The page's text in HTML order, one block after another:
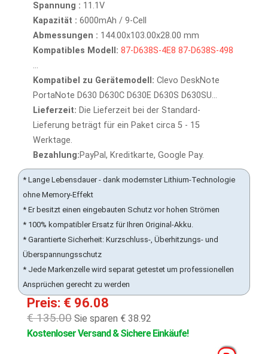
Spannung : 11.1V
Kapazität : 6000mAh / 9-Cell
Abmessungen : 144.00x103.00x28.00 mm
Kompatibles Modell: 87-D638S-4E8 87-D638S-498
...
Kompatibel zu Gerätemodell: Clevo DeskNote
PortaNote D630 D630C D630E D630S D630SU...
Lieferzeit: Die Lieferzeit bei der Standard-
Lieferung beträgt für ein Paket circa 5 - 15
Werktage.
Bezahlung:PayPal, Kreditkarte, Google Pay.
* Lange Lebensdauer - dank modernster Lithium-Technologie
ohne Memory-Effekt
* Er besitzt einen eingebauten Schutz vor hohen Strömen
* 100% kompatibler Ersatz für Ihren Original-Akku.
* Garantierte Sicherheit: Kurzschluss-, Überhitzungs- und
Überspannungsschutz
* Jede Markenzelle wird separat getestet um professionellen
Ansprüchen gerecht zu werden
Preis: € 96.08
€ 135.00 Sie sparen € 38.92
Kostenloser Versand & Sichere Einkäufe!